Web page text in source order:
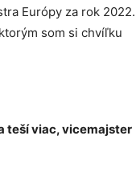
Európy za rok 2022.
som si chvíľku
teší viac, vicemajster